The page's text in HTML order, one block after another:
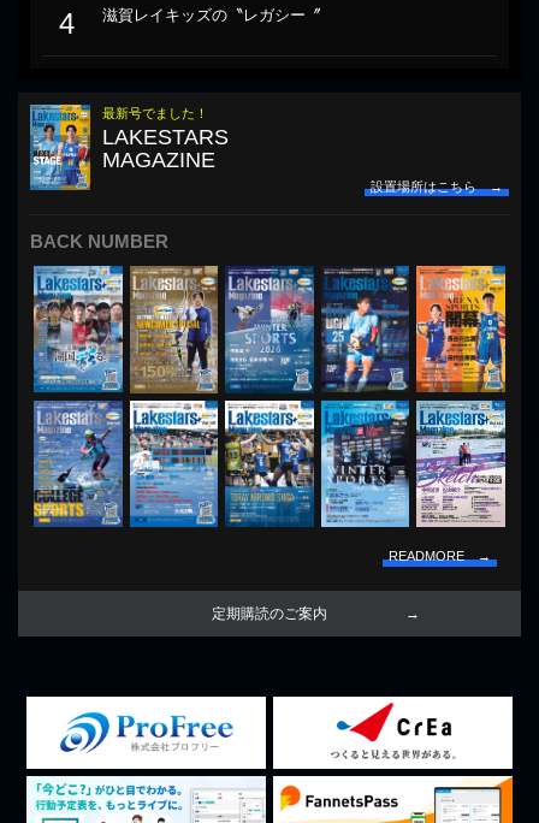
4 滋賀レイキッズの〝レガシー〞
最新号でました！
LAKESTARS
MAGAZINE
設置場所はこちら →
BACK NUMBER
READMORE →
定期購読のご案内